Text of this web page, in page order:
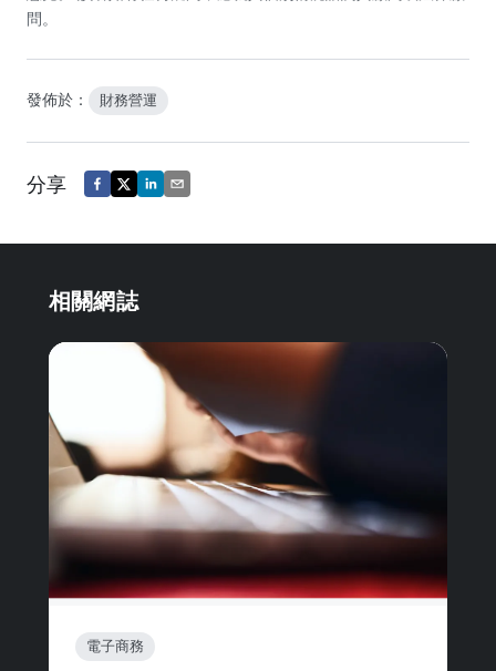
問。
發佈於： 財務營運
分享
相關網誌
電子商務